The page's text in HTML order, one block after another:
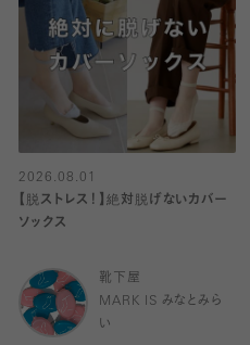
2026.08.01
【脱ストレス！】絶対脱げないカバー
ソックス
靴下屋
MARK IS みなとみら
い